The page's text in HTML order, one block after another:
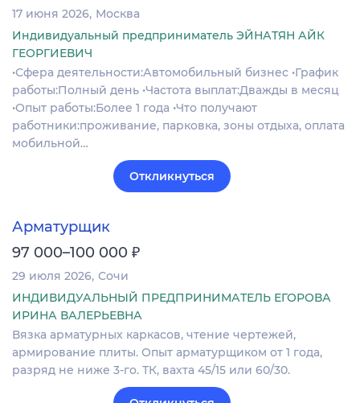
17 июня 2026 Москва
Индивидуальный предприниматель ЭЙНАТЯН АЙК
ГЕОРГИЕВИЧ
•Сфера деятельности:Автомобильный бизнес •График
работы:Полный день •Частота выплат:Дважды в месяц
•Опыт работы:Более 1 года •Что получают
работники:проживание, парковка, зоны отдыха, оплата
мобильной…
Откликнуться
Арматурщик
97 000–100 000 ₽
29 июля 2026 Сочи
ИНДИВИДУАЛЬНЫЙ ПРЕДПРИНИМАТЕЛЬ ЕГОРОВА
ИРИНА ВАЛЕРЬЕВНА
Вязка арматурных каркасов, чтение чертежей,
армирование плиты. Опыт арматурщиком от 1 года,
разряд не ниже 3-го. ТК, вахта 45/15 или 60/30.